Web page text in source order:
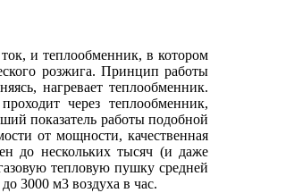
и теплообменник, в котором
розжига. Принцип работы
нагревает теплообменник.
через теплообменник,
показатель работы подобной
от мощности, качественная
до нескольких тысяч (и даже
тепловую пушку средней
3000 м3 воздуха в час.